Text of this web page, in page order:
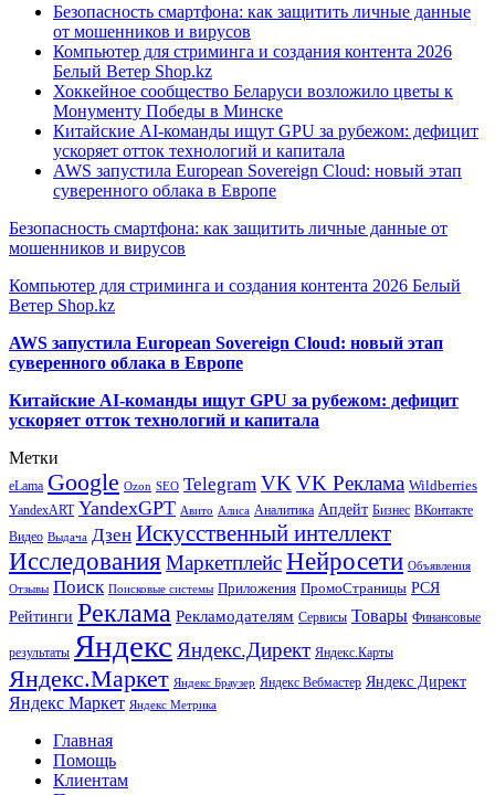
Безопасность смартфона: как защитить личные данные
от мошенников и вирусов
Компьютер для стриминга и создания контента 2026
Белый Ветер Shop.kz
Хоккейное сообщество Беларуси возложило цветы к
Монументу Победы в Минске
Китайские AI-команды ищут GPU за рубежом: дефицит
ускоряет отток технологий и капитала
AWS запустила European Sovereign Cloud: новый этап
суверенного облака в Европе
Безопасность смартфона: как защитить личные данные от
мошенников и вирусов
Компьютер для стриминга и создания контента 2026 Белый
Ветер Shop.kz
AWS запустила European Sovereign Cloud: новый этап
суверенного облака в Европе
Китайские AI-команды ищут GPU за рубежом: дефицит
ускоряет отток технологий и капитала
Метки
eLama Google Ozon SEO Telegram VK VK Реклама Wildberries
YandexART YandexGPT Авито Алиса Аналитика Апдейт Бизнес ВКонтакте
Видео Выдача Дзен Искусственный интеллект
Исследования МаркетплейсНейросети Объявления
Отзывы Поиск Поисковые системы Приложения ПромоСтраницы РСЯ
Рейтинги Реклама Рекламодателям Сервисы Товары Финансовые
результаты Яндекс Яндекс.Директ Яндекс.Карты
Яндекс.Маркет Яндекс Браузер Яндекс Вебмастер Яндекс Директ
Яндекс Маркет Яндекс Метрика
Главная
Помощь
Клиентам